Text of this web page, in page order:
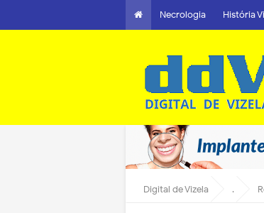
Necrologia História
Digital de Vizela .